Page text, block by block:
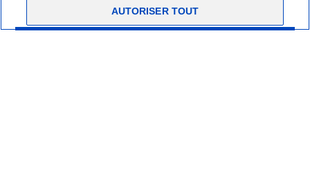
AUTORISER TOUT